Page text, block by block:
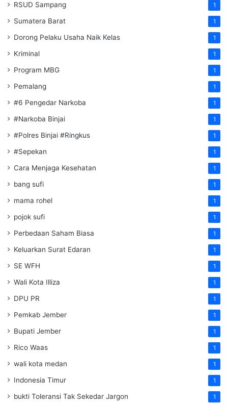
RSUD Sampang 1
Sumatera Barat 1
Dorong Pelaku Usaha Naik Kelas 1
Kriminal 1
Program MBG 1
Pemalang 1
#6 Pengedar Narkoba 1
#Narkoba Binjai 1
#Polres Binjai #Ringkus 1
#Sepekan 1
Cara Menjaga Kesehatan 1
bang sufi 1
mama rohel 1
pojok sufi 1
Perbedaan Saham Biasa 1
Keluarkan Surat Edaran 1
SE WFH 1
Wali Kota Illiza 1
DPU PR 1
Pemkab Jember 1
Bupati Jember 1
Rico Waas 1
wali kota medan 1
Indonesia Timur 1
bukti Toleransi Tak Sekedar Jargon 1